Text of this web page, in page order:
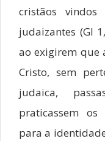
cristãos
judaizantes (Gl
ao exigirem que
Cristo, sem
judaica,
praticassem os
para a